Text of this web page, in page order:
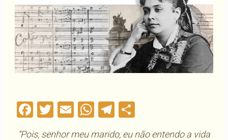
Facebook
Twitter
EmailWhatsApp
Telegram
“Pois, senhor meu marido, eu não entendo a vida